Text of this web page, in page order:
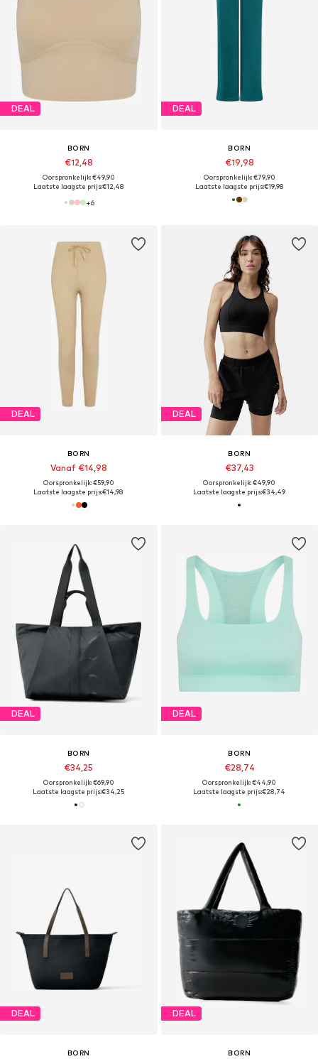
DEAL
BORN
€12,48
Oorspronkelijk: €49,90
Laatste laagste prijs:€12,48
+6
DEAL
BORN
€19,98
Oorspronkelijk: €79,90
Laatste laagste prijs:€19,98
DEAL
BORN
Vanaf €14,98
Oorspronkelijk: €59,90
Laatste laagste prijs:€14,98
DEAL
BORN
€37,43
Oorspronkelijk: €49,90
Laatste laagste prijs:€34,49
DEAL
BORN
€34,25
Oorspronkelijk: €69,90
Laatste laagste prijs:€34,25
DEAL
BORN
€28,74
Oorspronkelijk: €44,90
Laatste laagste prijs:€28,74
DEAL
BORN
DEAL
BORN